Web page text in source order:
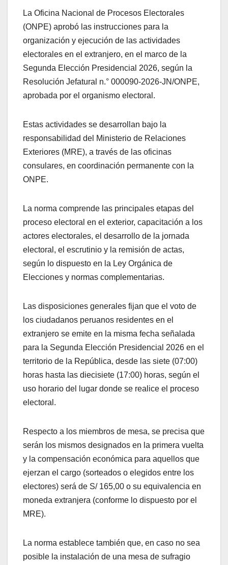
La Oficina Nacional de Procesos Electorales
(ONPE) aprobó las instrucciones para la
organización y ejecución de las actividades
electorales en el extranjero, en el marco de la
Segunda Elección Presidencial 2026, según la
Resolución Jefatural n.° 000090-2026-JN/ONPE,
aprobada por el organismo electoral.
Estas actividades se desarrollan bajo la
responsabilidad del Ministerio de Relaciones
Exteriores (MRE), a través de las oficinas
consulares, en coordinación permanente con la
ONPE.
La norma comprende las principales etapas del
proceso electoral en el exterior, capacitación a los
actores electorales, el desarrollo de la jornada
electoral, el escrutinio y la remisión de actas,
según lo dispuesto en la Ley Orgánica de
Elecciones y normas complementarias.
Las disposiciones generales fijan que el voto de
los ciudadanos peruanos residentes en el
extranjero se emite en la misma fecha señalada
para la Segunda Elección Presidencial 2026 en el
territorio de la República, desde las siete (07:00)
horas hasta las diecisiete (17:00) horas, según el
uso horario del lugar donde se realice el proceso
electoral.
Respecto a los miembros de mesa, se precisa que
serán los mismos designados en la primera vuelta
y la compensación económica para aquellos que
ejerzan el cargo (sorteados o elegidos entre los
electores) será de S/ 165,00 o su equivalencia en
moneda extranjera (conforme lo dispuesto por el
MRE).
La norma establece también que, en caso no sea
posible la instalación de una mesa de sufragio